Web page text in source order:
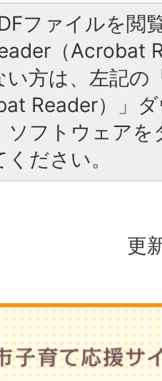
ファイルを閲
（Acrobat
い方は、左記の
Reader）」
ソフトウェア
ださい。
更